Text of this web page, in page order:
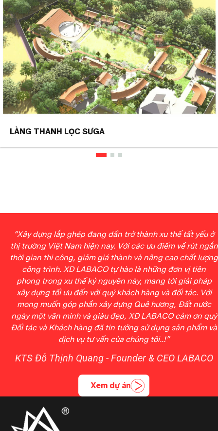
LÀNG THANH LỌC SƯGA
“Xây dựng lắp ghép đang dần trở thành xu thế tất yếu ở
thị trường Việt Nam hiện nay. Với các ưu điểm về rút ngắn
thời gian thi công, giảm giá thành và nâng cao chất lượng
công trình. XD LABACO tự hào là những đơn vị tiên
phong trong xu thế kỷ nguyên này, mang tới giải pháp
xây dựng tối ưu đến với quý khách hàng và đối tác. Với
mong muốn góp phần xây dựng Quê hương, Đất nước
ngày một văn minh và giàu đẹp, XD LABACO cảm ơn quý
Đối tác và Khách hàng đã tin tưởng sử dụng sản phẩm và
dịch vụ tư vấn của chúng tôi..!”
KTS Đỗ Thịnh Quang - Founder & CEO LABACO
Xem dự án